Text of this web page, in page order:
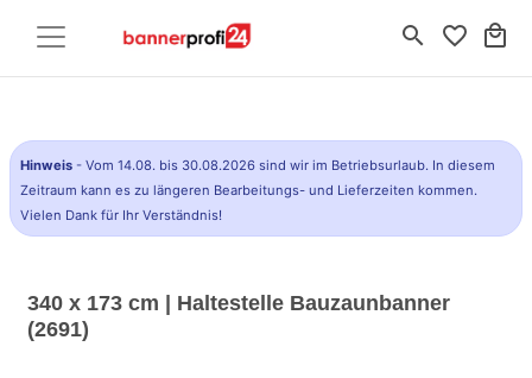
search favorite_border local_mall
Hinweis - Vom 14.08. bis 30.08.2026 sind wir im Betriebsurlaub. In diesem
Zeitraum kann es zu längeren Bearbeitungs- und Lieferzeiten kommen.
Vielen Dank für Ihr Verständnis!
340 x 173 cm | Haltestelle Bauzaunbanner
(2691)